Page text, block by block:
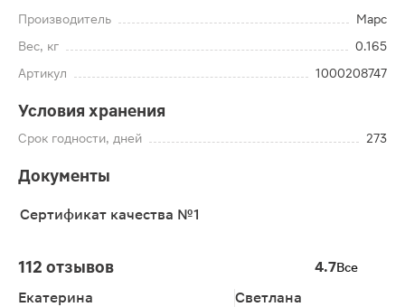
Производитель
Марс
Вес, кг
0.165
Артикул
1000208747
Условия хранения
Срок годности, дней 273
Документы
Сертификат качества №1
112 отзывов 4.7Все
Екатерина Светлана